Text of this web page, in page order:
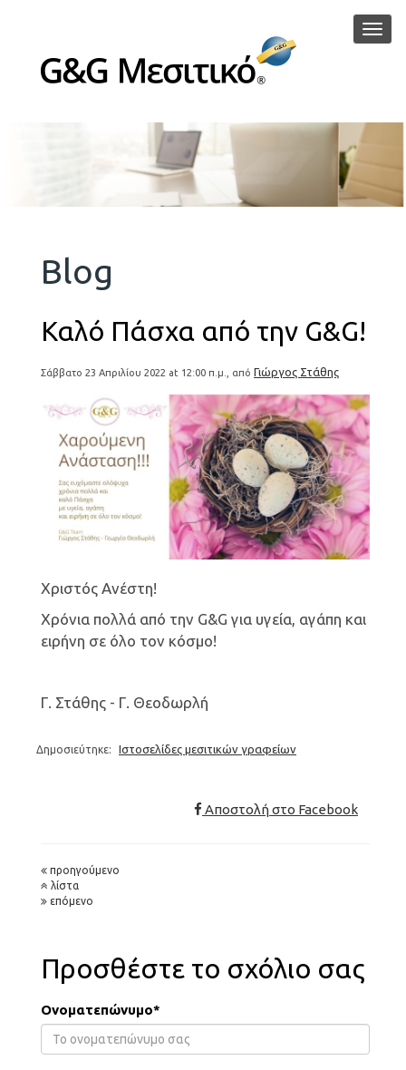
Blog
Καλό Πάσχα από την G&G!
Σάββατο 23 Απριλίου 2022 at 12:00 π.μ., από Γιώργος Στάθης
Χριστός Ανέστη!
Χρόνια πολλά από την G&G για υγεία, αγάπη και
ειρήνη σε όλο τον κόσμο!
Γ. Στάθης - Γ. Θεοδωρλή
Δημοσιεύτηκε: Ιστοσελίδες μεσιτικών γραφείων
Αποστολή στο Facebook
προηγούμενο
λίστα
επόμενο
Προσθέστε το σχόλιο σας
Ονοματεπώνυμο*